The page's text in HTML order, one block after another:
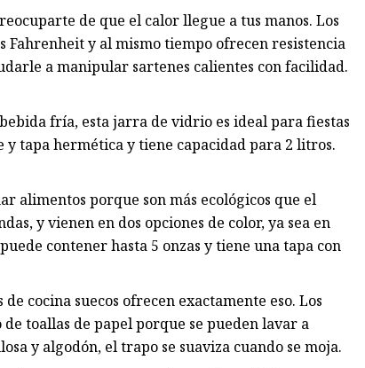
de que el calor llegue a tus manos. Los
Fahrenheit y al mismo tiempo ofrecen resistencia
a manipular sartenes calientes con facilidad.
fría, esta jarra de vidrio es ideal para fiestas
tapa hermética y tiene capacidad para 2 litros.
alimentos porque son más ecológicos que el
y vienen en dos opciones de color, ya sea en
contener hasta 5 onzas y tiene una tapa con
cocina suecos ofrecen exactamente eso. Los
toallas de papel porque se pueden lavar a
y algodón, el trapo se suaviza cuando se moja.